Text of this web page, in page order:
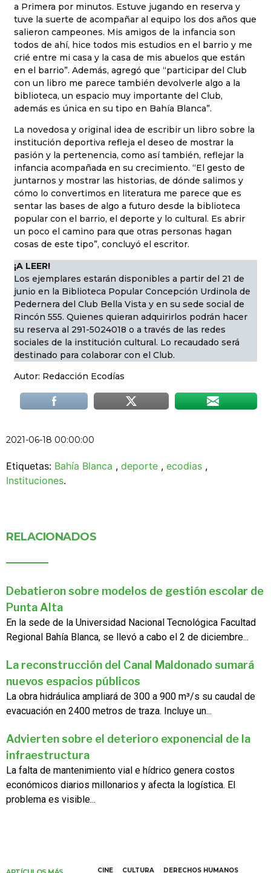
a Primera por minutos. Estuve jugando en reserva y
tuve la suerte de acompañar al equipo los dos años que
salieron campeones. Mis amigos de la infancia son
todos de ahí, hice todos mis estudios en el barrio y me
crié entre mi casa y la casa de mis abuelos que están
en el barrio”. Además, agregó que “participar del Club
con un libro me parece también devolverle algo a la
biblioteca, un espacio muy importante del Club,
además es única en su tipo en Bahía Blanca”.
La novedosa y original idea de escribir un libro sobre la
institución deportiva refleja el deseo de mostrar la
pasión y la pertenencia, como así también, reflejar la
infancia acompañada en su crecimiento. “El gesto de
juntarnos y mostrar las historias, de dónde salimos y
cómo lo convertimos en literatura me parece que es
sentar las bases de algo a futuro desde la biblioteca
popular con el barrio, el deporte y lo cultural. Es abrir
un poco el camino para que otras personas hagan
cosas de este tipo”, concluyó el escritor.
¡A LEER!
Los ejemplares estarán disponibles a partir del 21 de
junio en la Biblioteca Popular Concepción Urdinola de
Pedernera del Club Bella Vista y en su sede social de
Rincón 555. Quienes quieran adquirirlos podrán hacer
su reserva al 291-5024018 o a través de las redes
sociales de la institución cultural. Lo recaudado será
destinado para colaborar con el Club.
Autor: Redacción Ecodías
2021-06-18 00:00:00
Etiquetas: Bahía Blanca , deporte , ecodias ,
Instituciones.
RELACIONADOS
Debatieron sobre modelos de gestión escolar de
Punta Alta
En la sede de la Universidad Nacional Tecnológica Facultad
Regional Bahía Blanca, se llevó a cabo el 2 de diciembre...
La reconstrucción del Canal Maldonado sumará
nuevos espacios públicos
La obra hidráulica ampliará de 300 a 900 m³/s su caudal de
evacuación en 2400 metros de traza. Incluye un...
Advierten sobre el deterioro exponencial de la
infraestructura
La falta de mantenimiento vial e hídrico genera costos
económicos diarios millonarios y afecta la logística. El
problema es visible...
CINE CULTURA DERECHOS HUMANOS